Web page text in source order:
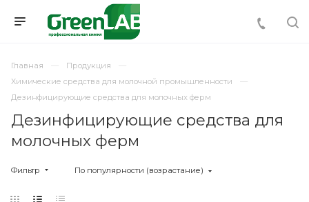
Главная
Продукция
Химические средства для молочной промышленности
Дезинфицирующие средства для молочных ферм
Дезинфицирующие средства для
молочных ферм
Фильтр По популярности (возрастание)